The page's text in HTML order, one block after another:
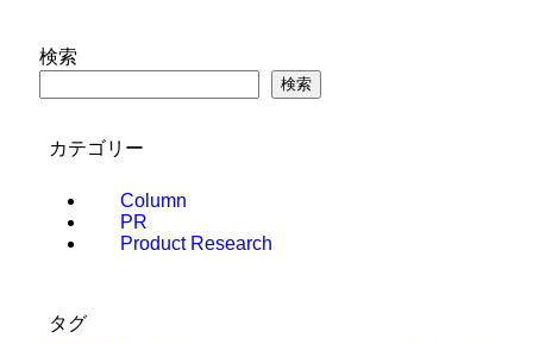
検索
検索
カテゴリー
Column
PR
Product Research
タグ